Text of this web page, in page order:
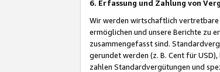
6. Erfassung und Zahlung von
Wir werden wirtschaftlich vertretbare
ermöglichen und unsere Berichte zu
zusammengefasst sind.
gerundet werden (z. B. Cent für
zahlen Standardvergütungen und